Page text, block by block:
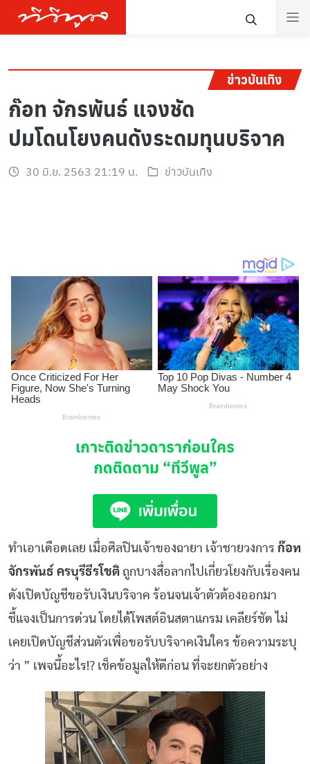
ข่าวบันเทิง
ก๊อท จักรพันธ์ แจงชัด
ปมโดนโยงคนดังระดมทุนบริจาค
30 มิ.ย. 2563 21:19 น. ข่าวบันเทิง
เกาะติดข่าวดาราก่อนใคร
กดติดตาม “ทีวีพูล”
ทำเอาเดือดเลย เมื่อศิลปินเจ้าของฉายา เจ้าชายวงการ ก๊อท
จักรพันธ์ ครบุรีธีรโชติ ถูกบางสื่อลากไปเกี่ยวโยงกับเรื่องคน
ดังเปิดบัญชีขอรับเงินบริจาค ร้อนจนเจ้าตัวต้องออกมา
ชี้แจงเป็นการด่วน โดยได้โพสต์อินสตาแกรม เคลียร์ชัด ไม่
เคยเปิดบัญชีส่วนตัวเพื่อขอรับบริจาคเงินใคร ข้อความระบุ
ว่า ” เพจนี้อะไร!? เช็คข้อมูลให้ดีก่อน ที่จะยกตัวอย่าง